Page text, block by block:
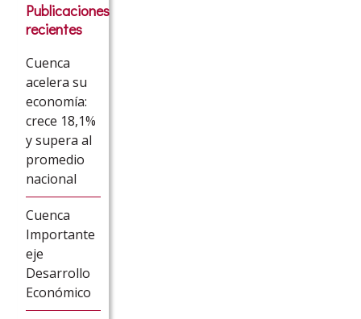
Publicaciones
recientes
Cuenca
acelera su
economía:
crece 18,1%
y supera al
promedio
nacional
Cuenca
Importante
eje
Desarrollo
Económico